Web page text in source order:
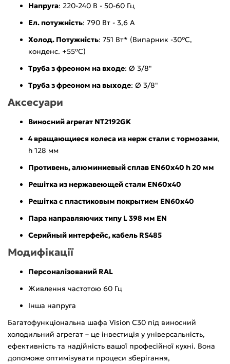
Напруга: 220-240 В - 50-60 Гц
Ел. потужність: 790 Вт - 3,6 А
Холод. Потужність: 751 Вт* (Випарник -30°C,
конденс. +55°C)
Труба з фреоном на входе: Ø 3/8"
Труба з фреоном на выходе: Ø 3/8"
Аксесуари
Виносний агрегат NT2192GK
4 вращающиеся колеса из нерж стали с тормозами,
h 128 мм
Противень, алюминиевый сплав EN60x40 h 20 мм
Решітка из нержавеющей стали EN60х40
Решітка с пластиковым покрытием EN60x40
Пара направляючих типу L 398 мм EN
Серийный интерфейс, кабель RS485
Модифікації
Персоналізований RAL
Живлення частотою 60 Гц
Інша напруга
Багатофункціональна шафа Vision C30 під виносний
холодильний агрегат – це інвестиція у універсальність,
ефективність та надійність вашої професійної кухні. Вона
допоможе оптимізувати процеси зберігання,